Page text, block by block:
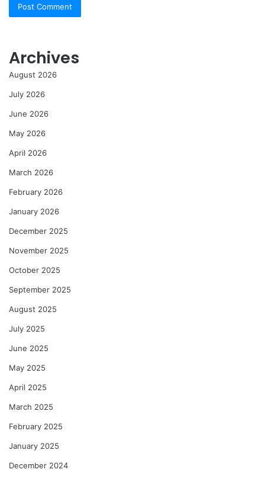
Archives
August 2026
July 2026
June 2026
May 2026
April 2026
March 2026
February 2026
January 2026
December 2025
November 2025
October 2025
September 2025
August 2025
July 2025
June 2025
May 2025
April 2025
March 2025
February 2025
January 2025
December 2024